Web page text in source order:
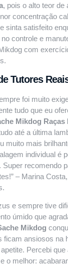
, pois o alto teor de
concentração
sinta satisfeito
controle e
com
Tutores
foi muito
tudo que eu
Mikdog Raças
até a última
muito mais
individual é
Super recomendo
– Marina
e sempre tive
úmido que
Mikdog
ficam ansiosos na
Percebi
o melhor: